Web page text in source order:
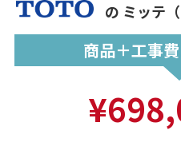
の ミッテ
商品＋工事